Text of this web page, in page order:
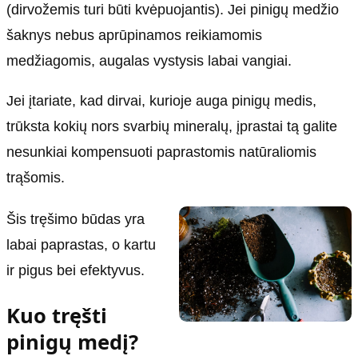
(dirvožemis turi būti kvėpuojantis). Jei pinigų medžio
šaknys nebus aprūpinamos reikiamomis
medžiagomis, augalas vystysis labai vangiai.
Jei įtariate, kad dirvai, kurioje auga pinigų medis,
trūksta kokių nors svarbių mineralų, įprastai tą galite
nesunkiai kompensuoti paprastomis natūraliomis
trąšomis.
Šis tręšimo būdas yra
labai paprastas, o kartu
ir pigus bei efektyvus.
Kuo tręšti
pinigų medį?